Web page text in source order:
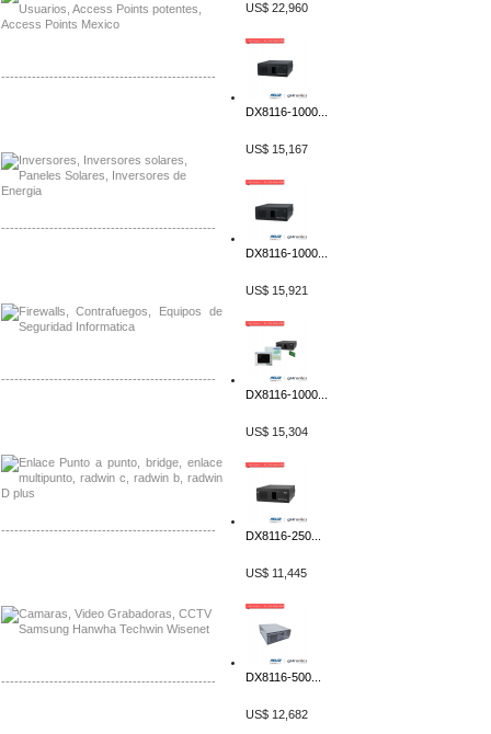
-------------------------------------------------
-------------------------------------------------
-------------------------------------------------
-------------------------------------------------
-------------------------------------------------
US$ 22,960
DX8116-1000...
US$ 15,167
DX8116-1000...
US$ 15,921
DX8116-1000...
US$ 15,304
DX8116-250...
US$ 11,445
DX8116-500...
US$ 12,682